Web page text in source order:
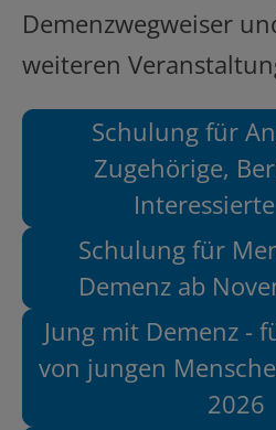
Demenzwegweiser
weiteren
Schulung für
Zugehörige,
Schulung für
Demenz ab
Jung mit Demenz -
von jungen
2026